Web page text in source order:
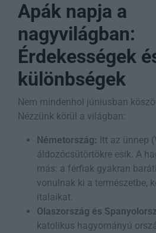
Apák napja a
nagyvilágban:
Érdekességek
különbségek
Nem mindenhol júniusban
Nézzünk körül a világban:
Németország: Itt az ünnep
áldozócsütörtökre esik. A
más: a férfiak gyakran
vonulnak ki a természetbe,
italaikat.
Olaszország és
katolikus hagyományú